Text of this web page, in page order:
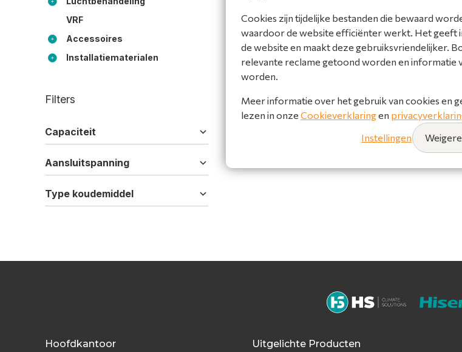
VRF
Accessoires
Installatiematerialen
Filters
Capaciteit
Aansluitspanning
Type koudemiddel
Vergelijk
Hoofdkantoor Uitgelichte Producten
Cookies zijn tijdelijke bestanden die bewaard
waardoor de website efficiënter werkt. Het geeft
de website en maakt deze gebruiksvriendelijker.
relevante reclame getoond worden en informatie
worden.
Meer informatie over het gebruik van cookies en
lezen in onze Cookieverklaringen
Instellingen